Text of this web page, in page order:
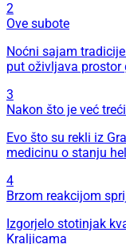
2
Ove subote
Noćni sajam
put oživljava prostor
3
Nakon što je već
Evo što su rekli iz
medicinu o stanju
4
Brzom reakcijom
Izgorjelo stotinjak
Kraljicama